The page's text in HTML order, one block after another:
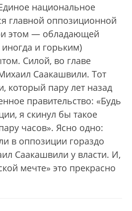
национальное
главной оппозиционной
этом — обладающей
и горьким)
Силой, во главе
Саакашвили. Тот
который пару лет назад
правительство: «Будь
я скинул бы такое
часов». Ясно одно:
в оппозиции гораздо
Саакашвили у власти. И,
мечте» это прекрасно